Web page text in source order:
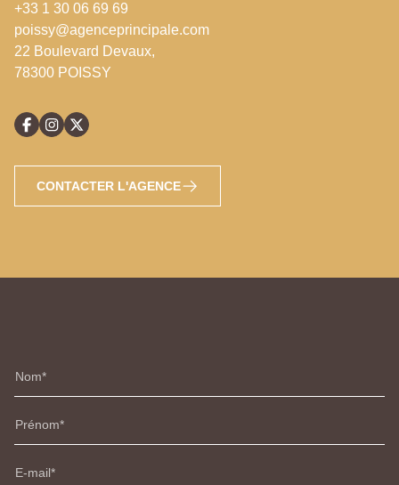
+33 1 30 06 69 69
poissy@agenceprincipale.com
22 Boulevard Devaux,
78300 POISSY
CONTACTER L'AGENCE
Nom
Prénom
E-mail